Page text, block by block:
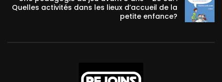
Quelles activités dans les lieux d’accueil de la
petite enfance?